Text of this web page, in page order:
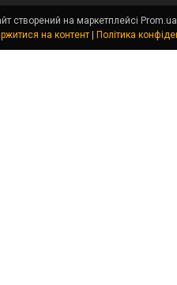
створений на маркетплейсі Prom.ua
на контент | Політика